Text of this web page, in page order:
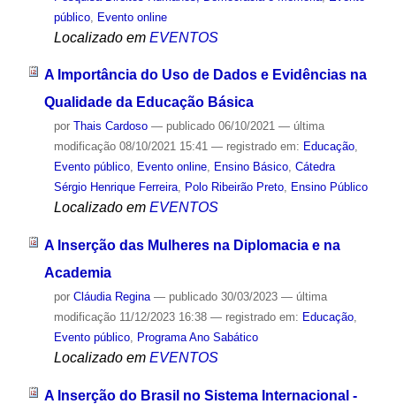
público, Evento online
Localizado em EVENTOS
A Importância do Uso de Dados e Evidências na
Qualidade da Educação Básica
por Thais Cardoso — publicado06/10/2021 — última
modificação08/10/2021 15:41 — registrado em: Educação,
Evento público, Evento online, Ensino Básico, Cátedra
Sérgio Henrique Ferreira, Polo Ribeirão Preto, Ensino Público
Localizado em EVENTOS
A Inserção das Mulheres na Diplomacia e na
Academia
por Cláudia Regina — publicado30/03/2023 — última
modificação11/12/2023 16:38 — registrado em: Educação,
Evento público, Programa Ano Sabático
Localizado em EVENTOS
A Inserção do Brasil no Sistema Internacional -